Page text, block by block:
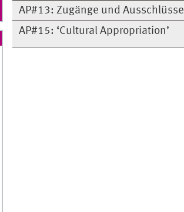
AP#13: Zugänge und Ausschlüsse
AP#15: ‘Cultural Appropriation’